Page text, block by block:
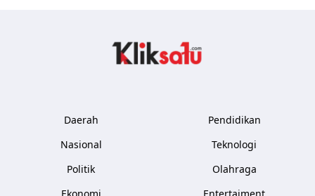
Daerah
Nasional
Politik
Pendidikan
Teknologi
Olahraga